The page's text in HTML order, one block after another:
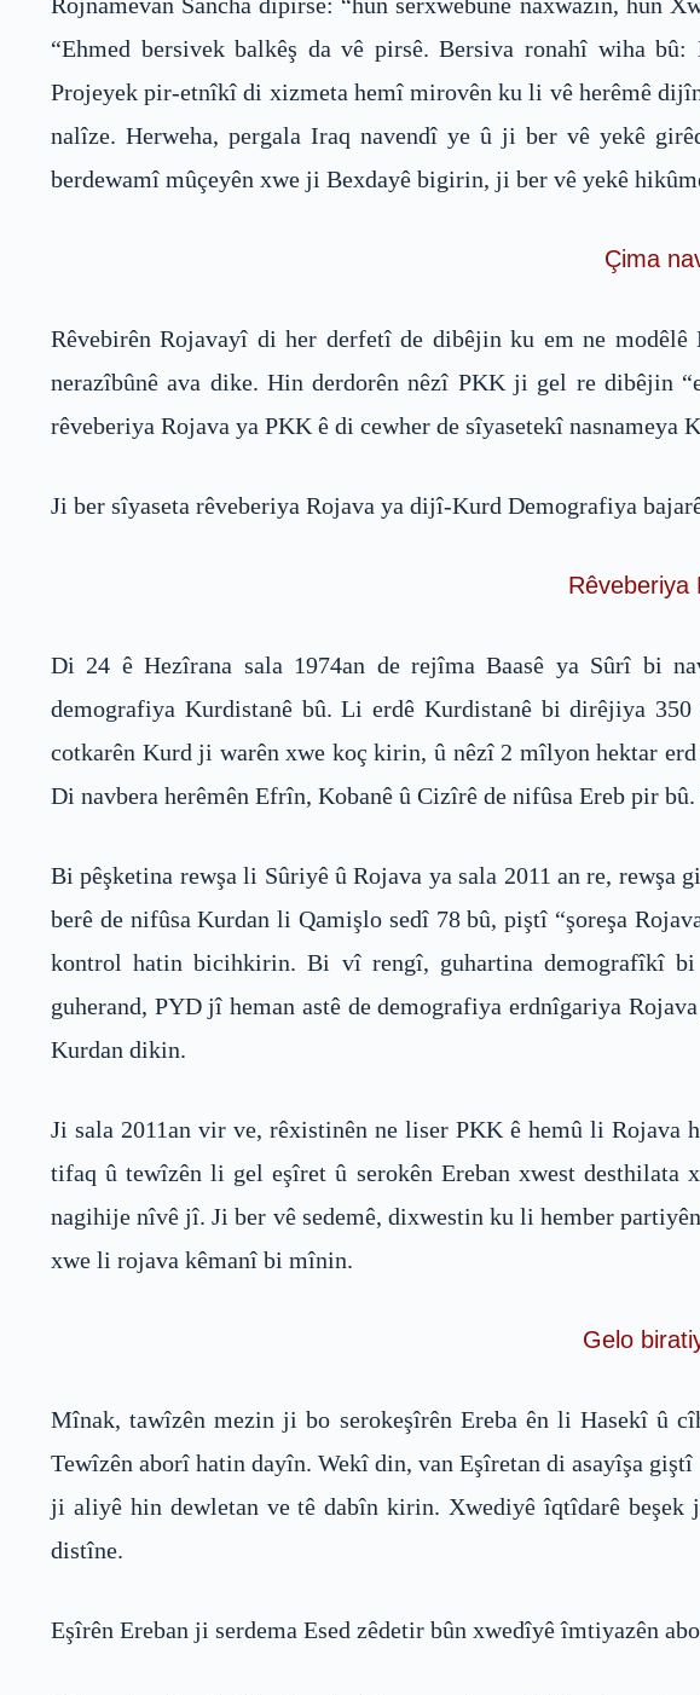
Rojnamevan Sancha dipirse: “hûn serxwebûnê naxwazin, hûn
“Ehmed bersivek balkêş da vê pirsê. Bersiva ronahî wiha
Projeyek pir-etnîkî di xizmeta hemî mirovên ku li vê herêmê
nalîze. Herweha, pergala Iraq navendî ye û ji ber vê yekê
berdewamî mûçeyên xwe ji Bexdayê bigirin, ji ber vê yekê
Çima
Rêvebirên Rojavayî di her derfetî de dibêjin ku em ne
nerazîbûnê ava dike. Hin derdorên nêzî PKK ji gel re dibêjin
rêveberiya Rojava ya PKK ê di cewher de sîyasetekî nasnameya
Ji ber sîyaseta rêveberiya Rojava ya dijî-Kurd Demografiya
Rêveberiya
Di 24 ê Hezîrana sala 1974an de rejîma Baasê ya Sûrî bi
demografiya Kurdistanê bû. Li erdê Kurdistanê bi dirêjiya
cotkarên Kurd ji warên xwe koç kirin, û nêzî 2 mîlyon hektar
Di navbera herêmên Efrîn, Kobanê û Cizîrê de nifûsa Ereb pir
Bi pêşketina rewşa li Sûriyê û Rojava ya sala 2011 an re,
berê de nifûsa Kurdan li Qamişlo sedî 78 bû, piştî “şoreşa
kontrol hatin bicihkirin. Bi vî rengî, guhartina demografîkî bi
guherand, PYD jî heman astê de demografiya erdnîgariya
Kurdan dikin.
Ji sala 2011an vir ve, rêxistinên ne liser PKK ê hemû li
tifaq û tewîzên li gel eşîret û serokên Ereban xwest
nagihije nîvê jî. Ji ber vê sedemê, dixwestin ku li hember
xwe li rojava kêmanî bi mînin.
Gelo
Mînak, tawîzên mezin ji bo serokeşîrên Ereba ên li Hasekî û
Tewîzên aborî hatin dayîn. Wekî din, van Eşîretan di asayîşa
ji aliyê hin dewletan ve tê dabîn kirin. Xwediyê îqtîdarê
distîne.
Eşîrên Ereban ji serdema Esed zêdetir bûn xwedîyê îmtiyazên